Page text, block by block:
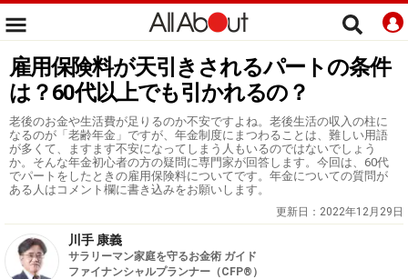
雇用保険料が天引きされるパートの条件
は？60代以上でも引かれるの？
老後のお金や生活費が足りるのか不安ですよね。老後生活の収入の柱に
なるのが「老齢年金」ですが、年金制度にまつわることは、難しい用語
が多くて、ますます不安になってしまう人もいるのではないでしょう
か。そんな年金初心者の方の疑問に専門家が回答します。今回は、60代
でパートをしたときの雇用保険料についてです。年金についての質問が
ある人はコメント欄に書き込みをお願いします。
更新日： 2022年12月29日
川手 康義
サラリーマン家庭を守るお金術 ガイド
ファイナンシャルプランナー（CFP®）